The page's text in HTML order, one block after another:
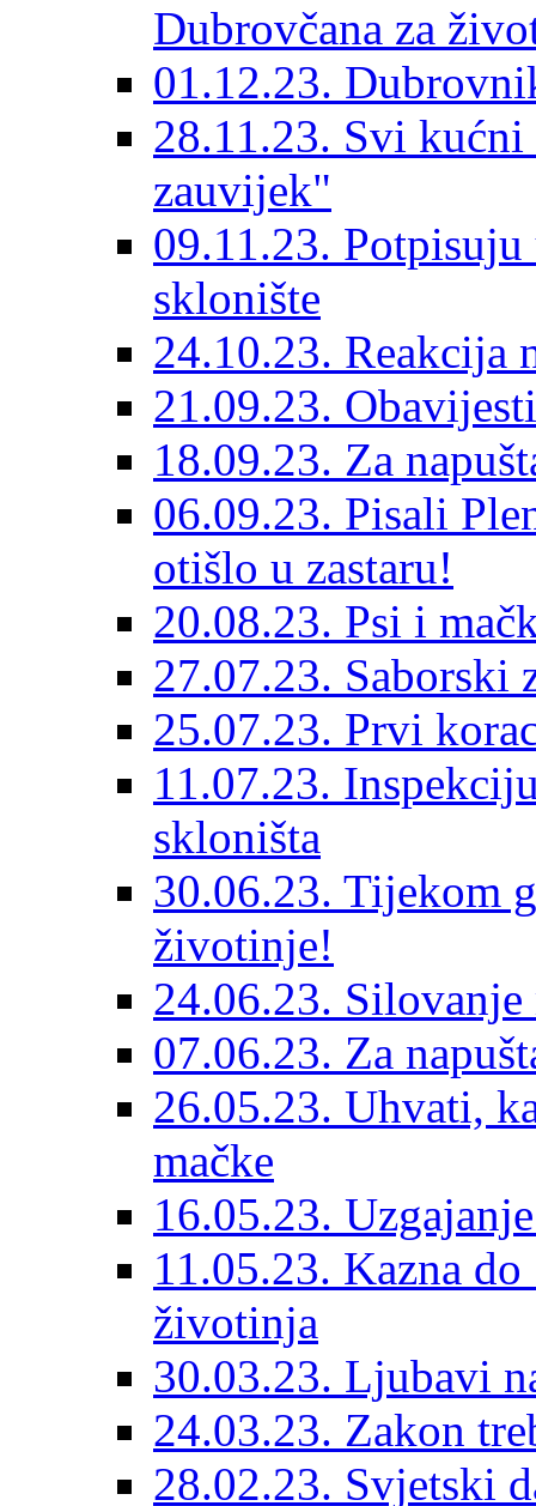
Dubrovčana za
01.12.23.
28.11.23. Svi
zauvijek"
09.11.23. Potpisuju
sklonište
24.10.23. Reakcija
21.09.23.
18.09.23. Za
06.09.23. Pisali
otišlo u zastaru!
20.08.23. Psi i
27.07.23. Saborski
25.07.23. Prvi
11.07.23.
skloništa
30.06.23. Tijekom
životinje!
24.06.23.
07.06.23. Za
26.05.23. Uhvati,
mačke
16.05.23.
11.05.23. Kazna
životinja
30.03.23. Ljubavi
24.03.23. Zakon
28.02.23. Svjetski